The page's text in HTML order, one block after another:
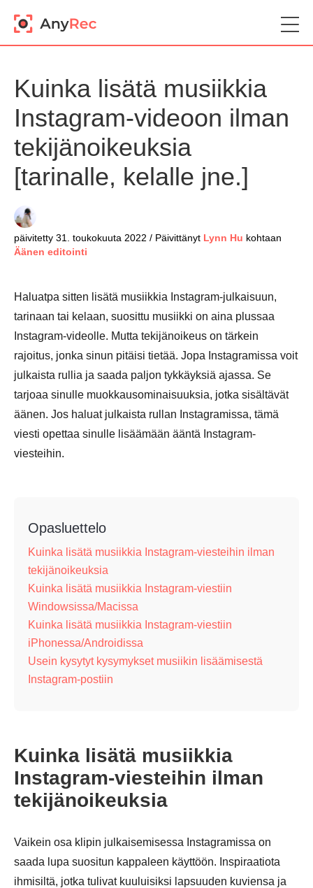
Kuinka lisätä musiikkia
Instagram-videoon ilman
tekijänoikeuksia
[tarinalle, kelalle jne.]
päivitetty 31. toukokuuta 2022 / Päivittänyt Lynn Hu kohtaan
Äänen editointi
Haluatpa sitten lisätä musiikkia Instagram-julkaisuun,
tarinaan tai kelaan, suosittu musiikki on aina plussaa
Instagram-videolle. Mutta tekijänoikeus on tärkein
rajoitus, jonka sinun pitäisi tietää. Jopa Instagramissa voit
julkaista rullia ja saada paljon tykkäyksiä ajassa. Se
tarjoaa sinulle muokkausominaisuuksia, jotka sisältävät
äänen. Jos haluat julkaista rullan Instagramissa, tämä
viesti opettaa sinulle lisäämään ääntä Instagram-
viesteihin.
Opasluettelo
Kuinka lisätä musiikkia Instagram-viesteihin ilman
tekijänoikeuksia
Kuinka lisätä musiikkia Instagram-viestiin
Windowsissa/Macissa
Kuinka lisätä musiikkia Instagram-viestiin
iPhonessa/Androidissa
Usein kysytyt kysymykset musiikin lisäämisestä
Instagram-postiin
Kuinka lisätä musiikkia
Instagram-viesteihin ilman
tekijänoikeuksia
Vaikein osa klipin julkaisemisessa Instagramissa on
saada lupa suositun kappaleen käyttöön. Inspiraatiota
ihmisiltä, jotka tulivat kuuluisiksi lapsuuden kuviensa ja